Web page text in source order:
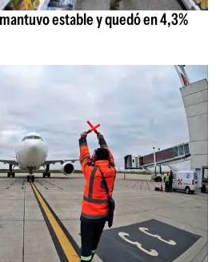
estable y quedó en 4,3%